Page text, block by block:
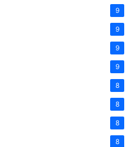
9
9
9
9
8
8
8
8